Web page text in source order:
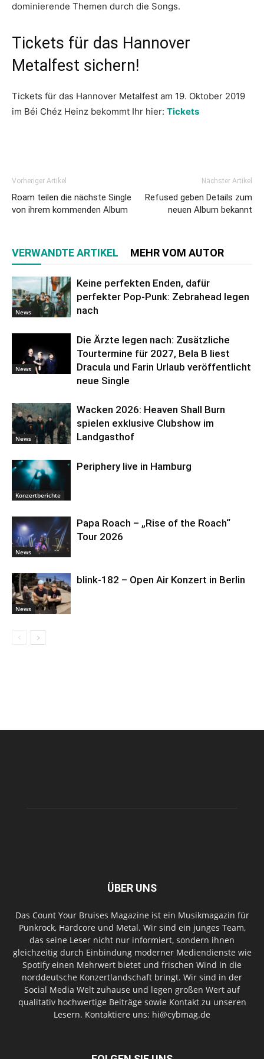
dominierende Themen durch die Songs.
Tickets für das Hannover
Metalfest sichern!
Tickets für das Hannover Metalfest am 19. Oktober 2019
im Béi Chéz Heinz bekommt Ihr hier: Tickets
Vorheriger Artikel
Roam teilen die nächste Single
von ihrem kommenden Album
Nächster Artikel
Refused geben Details zum
neuen Album bekannt
VERWANDTE ARTIKEL MEHR VOM AUTOR
News
Keine perfekten Enden, dafür
perfekter Pop-Punk: Zebrahead legen
nach
News
Die Ärzte legen nach: Zusätzliche
Tourtermine für 2027, Bela B liest
Dracula und Farin Urlaub veröffentlicht
neue Single
News
Wacken 2026: Heaven Shall Burn
spielen exklusive Clubshow im
Landgasthof
Konzertberichte
Periphery live in Hamburg
News
Papa Roach – „Rise of the Roach“
Tour 2026
News
blink-182 – Open Air Konzert in Berlin
ÜBER UNS
Das Count Your Bruises Magazine ist ein Musikmagazin für
Punkrock, Hardcore und Metal. Wir sind ein junges Team,
das seine Leser nicht nur informiert, sondern ihnen
gleichzeitig durch Einbindung moderner Mediendienste wie
Spotify einen Mehrwert bietet und frischen Wind in die
norddeutsche Konzertlandschaft bringt. Wir sind in der
Social Media Welt zuhause und legen großen Wert auf
qualitativ hochwertige Beiträge sowie Kontakt zu unseren
Lesern. Kontaktiere uns: hi@cybmag.de